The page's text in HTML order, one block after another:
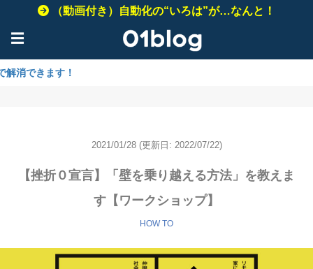
（動画付き）自動化の“いろは”が…なんと！
☰
す！
2021/01/28 (更新日: 2022/07/22)
【挫折０宣言】「壁を乗り越える方法」を教えま
す【ワークショップ】
HOW TO